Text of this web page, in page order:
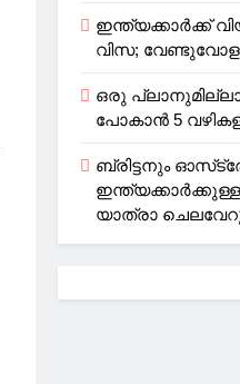
ഇന്ത്യക്കാർക്ക്
വിസ;
ഒരു
പോകാൻ 5
ബ്രിട്ടനും
യാത്രാ